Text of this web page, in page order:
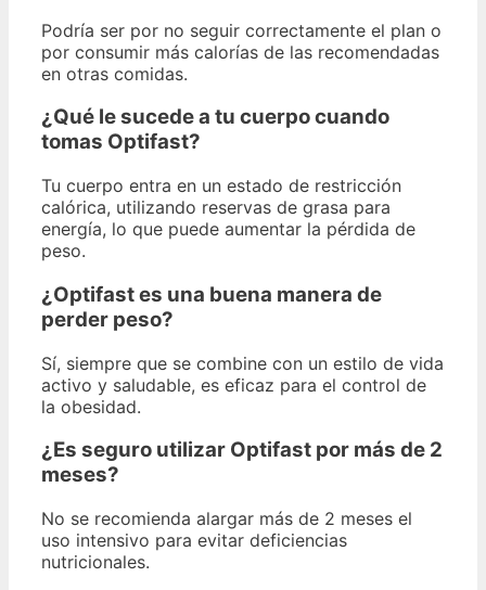
Podría ser por no seguir correctamente el plan o
por consumir más calorías de las recomendadas
en otras comidas.
¿Qué le sucede a tu cuerpo cuando
tomas Optifast?
Tu cuerpo entra en un estado de restricción
calórica, utilizando reservas de grasa para
energía, lo que puede aumentar la pérdida de
peso.
¿Optifast es una buena manera de
perder peso?
Sí, siempre que se combine con un estilo de vida
activo y saludable, es eficaz para el control de
la obesidad.
¿Es seguro utilizar Optifast por más de 2
meses?
No se recomienda alargar más de 2 meses el
uso intensivo para evitar deficiencias
nutricionales.